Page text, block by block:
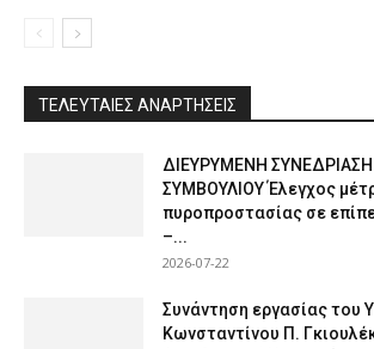
ΤΕΛΕΥΤΑΙΕΣ ΑΝΑΡΤΗΣΕΙΣ
ΔΙΕΥΡΥΜΕΝΗ ΣΥΝΕΔΡΙΑΣΗ
ΣΥΜΒΟΥΛΙΟΥ Έλεγχος
πυροπροστασίας σε
–...
2026-07-22
Συνάντηση εργασίας του
Κωνσταντίνου Π.